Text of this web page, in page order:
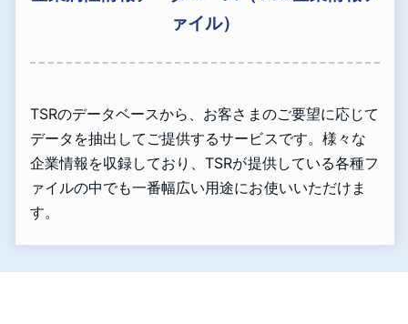
ァイル）
TSRのデータベースから、お客さまのご要望に応じて
データを抽出してご提供するサービスです。様々な
企業情報を収録しており、TSRが提供している各種フ
ァイルの中でも一番幅広い用途にお使いいただけま
す。